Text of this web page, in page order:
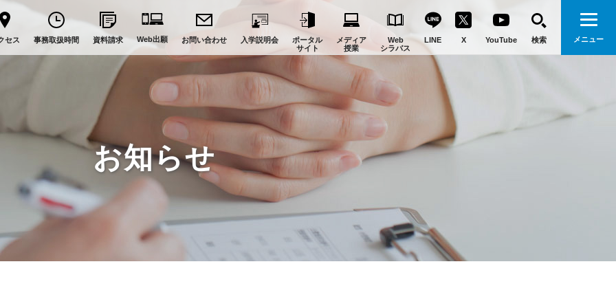
セス 事務取扱時間 資料請求 Web出願 お問い合わせ 入学説明会
ポータル
サイト
メディア
授業
Web
シラバス
LINE X YouTube 検索 メニュー
お知らせ